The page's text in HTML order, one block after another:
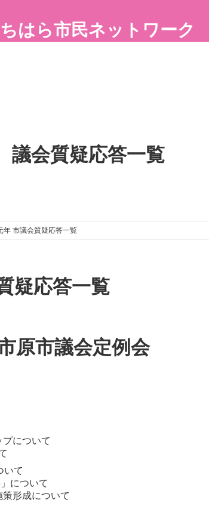
はら市民ネットワーク
議会質疑応答一覧
年 市議会質疑応答一覧
疑応答一覧
原市議会定例会
について
いて
について
形成について